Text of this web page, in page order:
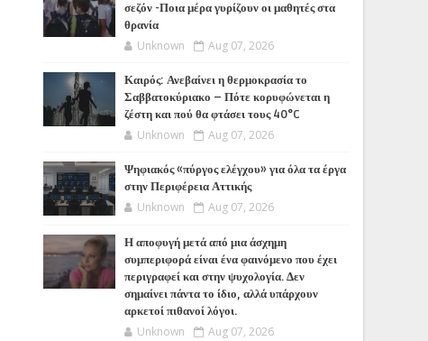
σεζόν -Ποια μέρα γυρίζουν οι μαθητές στα
θρανία
Unknown Aug 07, 2026
Καιρός: Ανεβαίνει η θερμοκρασία το
Σαββατοκύριακο – Πότε κορυφώνεται η
ζέστη και πού θα φτάσει τους 40°C
Unknown Aug 07, 2026
Ψηφιακός «πύργος ελέγχου» για όλα τα έργα
στην Περιφέρεια Αττικής
Unknown Aug 07, 2026
Η αποφυγή μετά από μια άσχημη
συμπεριφορά είναι ένα φαινόμενο που έχει
περιγραφεί και στην ψυχολογία. Δεν
σημαίνει πάντα το ίδιο, αλλά υπάρχουν
αρκετοί πιθανοί λόγοι.
Unknown Aug 07, 2026